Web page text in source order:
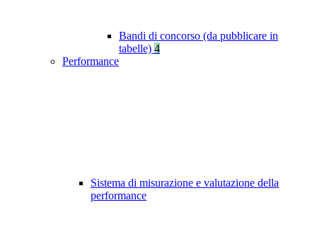
Bandi di concorso (da pubblicare in
tabelle) 4
Performance
Sistema di misurazione e valutazione della
performance